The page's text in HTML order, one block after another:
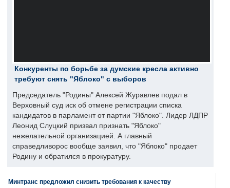
Конкуренты по борьбе за думские кресла активно
требуют снять "Яблоко" с выборов
Председатель "Родины" Алексей Журавлев подал в
Верховный суд иск об отмене регистрации списка
кандидатов в парламент от партии "Яблоко". Лидер ЛДПР
Леонид Слуцкий призвал признать "Яблоко"
нежелательной организацией. А главный
справедливорос вообще заявил, что "Яблоко" продает
Родину и обратился в прокуратуру.
Минтранс предложил снизить требования к качеству